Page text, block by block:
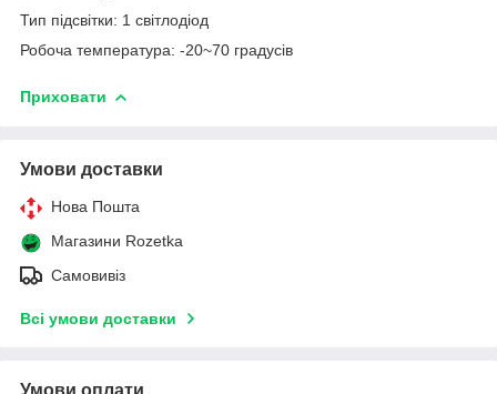
Тип підсвітки: 1 світлодіод
Робоча температура: -20~70 градусів
Приховати
Умови доставки
Нова Пошта
Магазини Rozetka
Самовивіз
Всі умови доставки
Умови оплати